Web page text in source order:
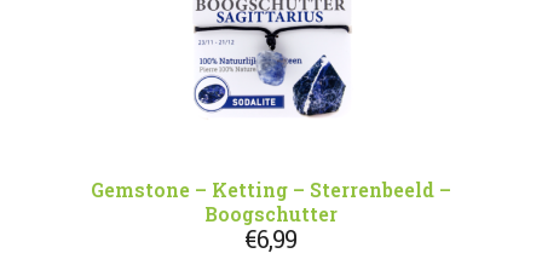
Gemstone – Ketting – Sterrenbeeld –
Boogschutter
€6,99